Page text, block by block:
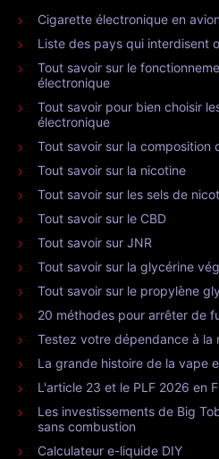
Cigarette électronique en avion
Liste des pays qui interdisent
Tout savoir sur le
électronique
Tout savoir pour bien choisir
électronique
Tout savoir sur la composition
Tout savoir sur la nicotine
Tout savoir sur les sels de
Tout savoir sur le CBD
Tout savoir sur JNR
Tout savoir sur la glycérine
Tout savoir sur le propylène
20 méthodes pour arrêter de
Testez votre dépendance à la
La grande histoire de la vape
L'article 23 et le PLF 2026 en
Les investissements de Big
sans combustion
Calculateur e-liquide DIY